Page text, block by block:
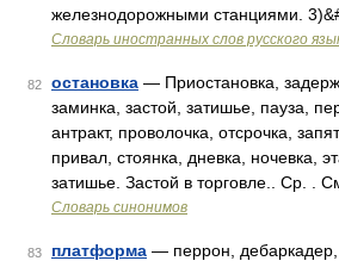
железнодорожными станциями.
Словарь иностранных слов русского
82 остановка — Приостановка,
заминка, застой, затишье, пауза,
антракт, проволочка, отсрочка,
привал, стоянка, дневка, ночевка,
затишье. Застой в торговле.. Ср. .
Словарь синонимов
83 платформа — перрон,